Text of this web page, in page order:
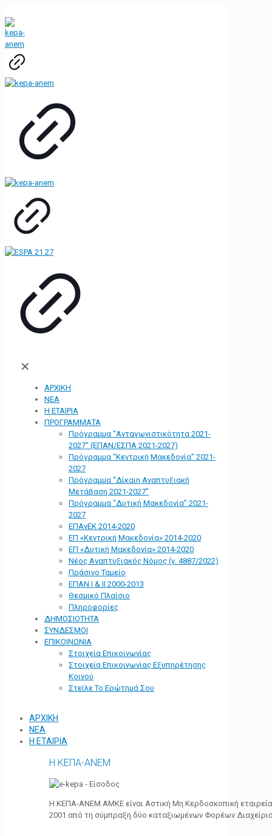
✕
ΑΡΧΙΚΗ
ΝΕΑ
Η ΕΤΑΙΡΙΑ
ΠΡΟΓΡΑΜΜΑΤΑ
Πρόγραμμα “Ανταγωνιστικότητα 2021-
2027” (ΕΠΑΝ/ΕΣΠΑ 2021-2027)
Πρόγραμμα “Κεντρική Μακεδονία” 2021-
2027
Πρόγραμμα “Δίκαιη Αναπτυξιακή
Μετάβαση 2021-2027”
Πρόγραμμα “Δυτική Μακεδονία” 2021-
2027
ΕΠΑνΕΚ 2014-2020
ΕΠ «Kεντρική Μακεδονία» 2014-2020
ΕΠ «Δυτική Μακεδονία» 2014-2020
Νέος Αναπτυξιακός Νόμος (ν. 4887/2022)
Πράσινο Ταμείο
ΕΠΑΝ Ι & ΙΙ 2000-2013
Θεσμικό Πλαίσιο
Πληροφορίες
ΔΗΜΟΣΙΟΤΗΤΑ
ΣΥΝΔΕΣΜΟΙ
ΕΠΙΚΟΙΝΩΝΙΑ
Στοιχεία Επικοινωνίας
Στοιχεία Επικοινωνίας Εξυπηρέτησης
Κοινού
Στείλε Το Ερώτημά Σου
ΑΡΧΙΚΗ
ΝΕΑ
Η ΕΤΑΙΡΙΑ
Η ΚΕΠΑ-ΑΝΕΜ
Η ΚΕΠΑ-ΑΝΕΜ ΑΜΚΕ είναι Αστική Μη Κερδοσκοπική
2001 από τη σύμπραξη δύο καταξιωμένων Φορέων